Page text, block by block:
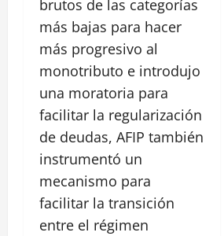
brutos de las categorías
más bajas para hacer
más progresivo al
monotributo e introdujo
una moratoria para
facilitar la regularización
de deudas, AFIP también
instrumentó un
mecanismo para
facilitar la transición
entre el régimen